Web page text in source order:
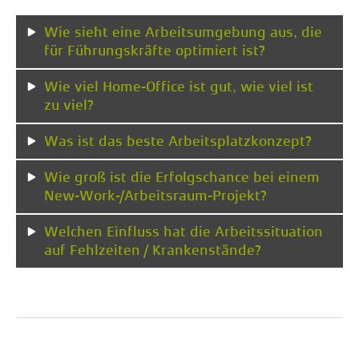
Wie sieht eine Arbeitsumgebung aus, die
für Führungskräfte optimiert ist?
Wie viel Home-Office ist gut, wie viel ist
zu viel?
Was ist das beste Arbeitsplatzkonzept?
Wie groß ist die Erfolgschance bei einem
New-Work-/Arbeitsraum-Projekt?
Welchen Einfluss hat die Arbeitssituation
auf Fehlzeiten / Krankenstände?